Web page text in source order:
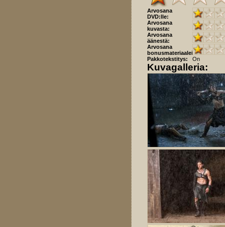
Arvosana
DVD:lle:
Arvosana
kuvasta:
Arvosana
äänestä:
Arvosana
bonusmateriaaleista:
Pakkotekstitys:
On
Kuvagalleria: